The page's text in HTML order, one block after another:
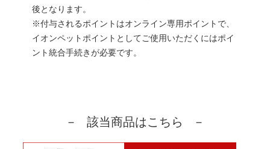
後となります。
※付与されるポイントはオンライン専用ポイントで、
イオンペットポイントとしてご使用いただくにはポイ
ント統合手続きが必要です。
該当商品はこちら